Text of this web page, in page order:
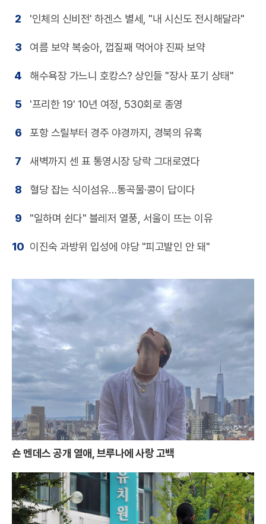
2 '인체의 신비전' 하겐스 별세, "내 시신도 전시해달라"
3 여름 보약 복숭아, 껍질째 먹어야 진짜 보약
4 해수욕장 가느니 호캉스? 상인들 "장사 포기 상태"
5 '프리한 19' 10년 여정, 530회로 종영
6 포항 스릴부터 경주 야경까지, 경북의 유혹
7 새벽까지 센 표 통영시장 당락 그대로였다
8 혈당 잡는 식이섬유…통곡물·콩이 답이다
9 "일하며 쉰다" 블레저 열풍, 서울이 뜨는 이유
10 이진숙 과방위 입성에 야당 "피고발인 안 돼"
숀 멘데스 공개 열애, 브루나에 사랑 고백